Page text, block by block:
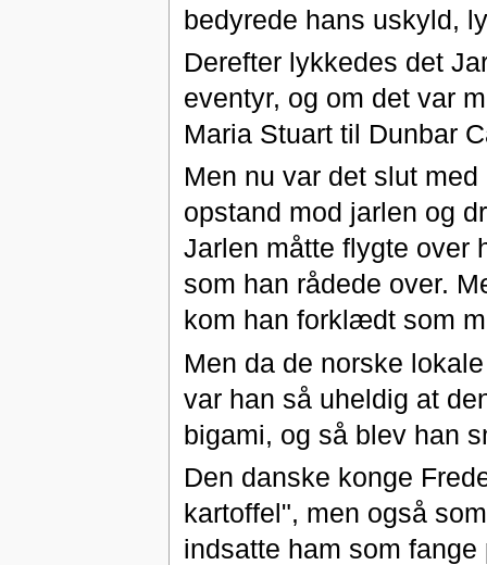
bedyrede hans uskyld,
Derefter lykkedes det
eventyr, og om det var
Maria Stuart til Dunbar
Men nu var det slut
opstand mod jarlen og
Jarlen måtte flygte over
som han rådede over.
kom han forklædt som
Men da de norske
var han så uheldig at
bigami, og så blev han
Den danske konge
kartoffel", men også
indsatte ham som